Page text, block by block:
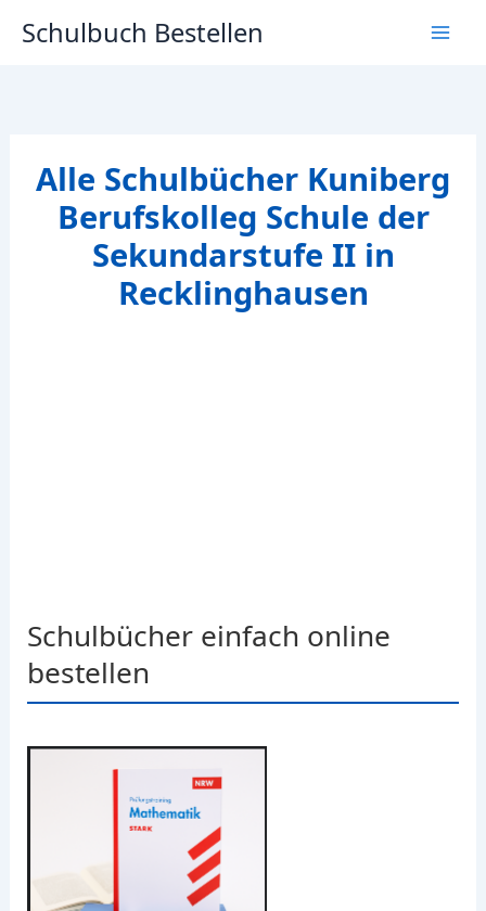
InhaltSchulbuch Bestellen
Alle Schulbücher Kuniberg
Berufskolleg Schule der
Sekundarstufe II in
Recklinghausen
Schulbücher einfach online
bestellen